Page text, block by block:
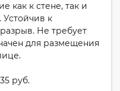
как к стене, так и
Устойчив к
Не требует
для размещения
руб.